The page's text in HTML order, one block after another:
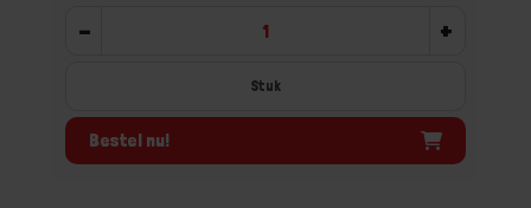
- +
Stuk
Bestel nu!